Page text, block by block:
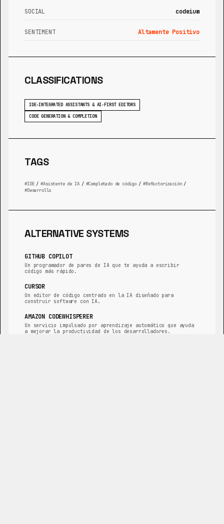
SOCIAL codeium
SENTIMENT Altamente Positivo
CLASSIFICATIONS
IDE-INTEGRATED ASSISTANTS & AI-FIRST EDITORS
CODE GENERATION & COMPLETION
TAGS
IDE / Asistente de IA / Completado de código / Refactorización /
Desarrollo
ALTERNATIVE SYSTEMS
GITHUB COPILOT
Un programador de pares de IA que te ayuda a escribir
código más rápido.
CURSOR
Un editor de código centrado en la IA diseñado para
construir software con IA.
AMAZON CODEWHISPERER
Un servicio impulsado por aprendizaje automático que ayuda
a mejorar la productividad de los desarrolladores.